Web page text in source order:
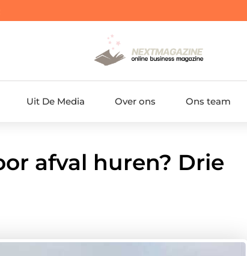
Uit De Media Over ons Ons team
afval huren? Drie